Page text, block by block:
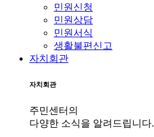
민원신청
민원상담
민원서식
생활불편신고
자치회관
자치회관
주민센터의
다양한 소식을 알려드립니다.